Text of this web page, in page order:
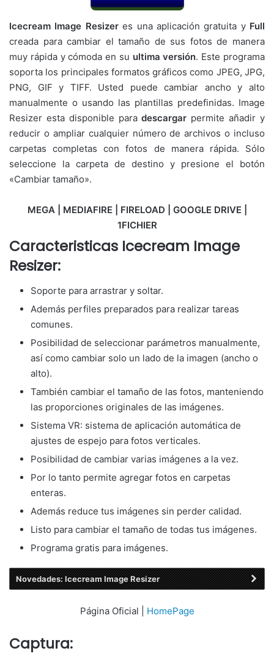
Icecream Image Resizeres una aplicación gratuita y Full
creada para cambiar el tamaño de sus fotos de manera
muy rápida y cómoda en su ultima versión. Este programa
soporta los principales formatos gráficos como JPEG, JPG,
PNG, GIF y TIFF. Usted puede cambiar ancho y alto
manualmente o usando las plantillas predefinidas. Image
Resizer esta disponible paradescargar permite añadir y
reducir o ampliar cualquier número de archivos o incluso
carpetas completas con fotos de manera rápida. Sólo
seleccione la carpeta de destino y presione el botón
«Cambiar tamaño».
MEGA | MEDIAFIRE | FIRELOAD | GOOGLE DRIVE |
1FICHIER
Caracteristicas Icecream Image
Resizer:
Soporte para arrastrar y soltar.
Además perfiles preparados para realizar tareas
comunes.
Posibilidad de seleccionar parámetros manualmente,
así como cambiar solo un lado de la imagen (ancho o
alto).
También cambiar el tamaño de las fotos, manteniendo
las proporciones originales de las imágenes.
Sistema VR: sistema de aplicación automática de
ajustes de espejo para fotos verticales.
Posibilidad de cambiar varias imágenes a la vez.
Por lo tanto permite agregar fotos en carpetas
enteras.
Además reduce tus imágenes sin perder calidad.
Listo para cambiar el tamaño de todas tus imágenes.
Programa gratis para imágenes.
Novedades: Icecream Image Resizer
Página Oficial | HomePage
Captura: